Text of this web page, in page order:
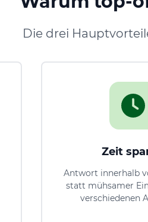
Die drei
Zeit
Antwort innerhalb
statt mühsamer
verschiedenen